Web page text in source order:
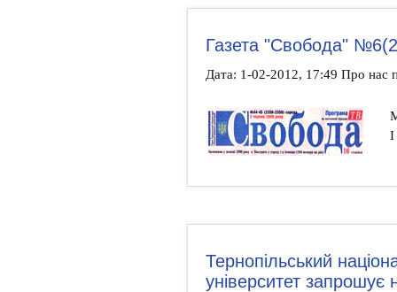
Газета "Свобода"
Дата: 1-02-2012, 17:49 Про нас
Тернопільський
університет